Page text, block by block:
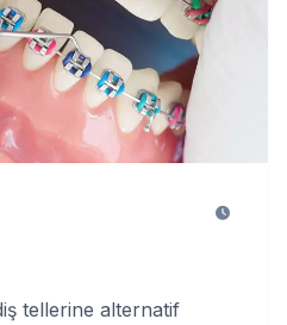
tellerine alternatif